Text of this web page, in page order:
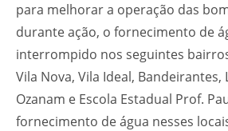
para melhorar a operação das
durante ação, o fornecimento de
interrompido nos seguintes
Vila Nova, Vila Ideal, Bandeirantes,
Ozanam e Escola Estadual Prof.
fornecimento de água nesses